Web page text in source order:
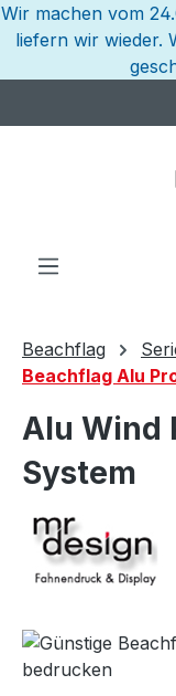
Zum Hauptinhalt
Wir machen vom
liefern wir wieder.
Beachflag
Beachflag Alu
Alu Wind
System
Bildergalerie